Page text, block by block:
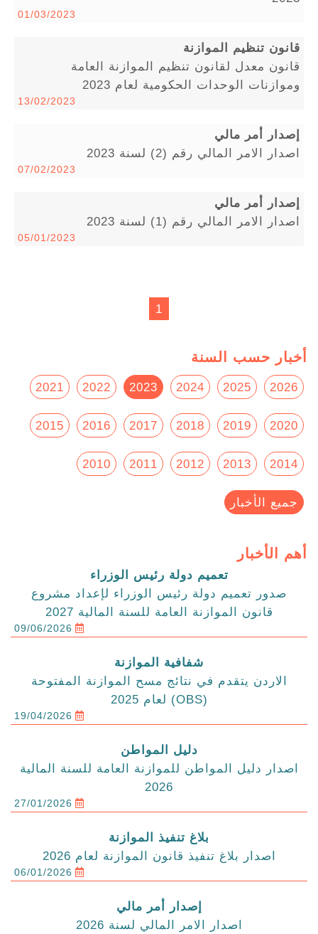
01/03/2023
قانون تنظيم الموازنة
قانون معدل لقانون تنظيم الموازنة العامة
وموازنات الوحدات الحكومية لعام 2023
13/02/2023
إصدار أمر مالي
اصدار الامر المالي رقم (2) لسنة 2023
07/02/2023
إصدار أمر مالي
اصدار الامر المالي رقم (1) لسنة 2023
05/01/2023
1
أخبار حسب السنة
2026
2025
2024
2023
2022
2021
2020
2019
2018
2017
2016
2015
2014
2013
2012
2011
2010
جميع الأخبار
أهم الأخبار
تعميم دولة رئيس الوزراء
صدور تعميم دولة رئيس الوزراء لإعداد مشروع
قانون الموازنة العامة للسنة المالية 2027
09/06/2026
شفافية الموازنة
الاردن يتقدم في نتائج مسح الموازنة المفتوحة
(OBS) لعام 2025
19/04/2026
دليل المواطن
اصدار دليل المواطن للموازنة العامة للسنة المالية
2026
27/01/2026
بلاغ تنفيذ الموازنة
اصدار بلاغ تنفيذ قانون الموازنة لعام 2026
06/01/2026
إصدار أمر مالي
اصدار الامر المالي لسنة 2026